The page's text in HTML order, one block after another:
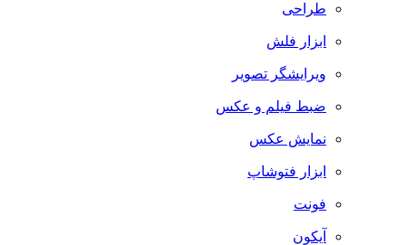
طراحی
ابزار فلش
ویرایشگر تصویر
ضبط فيلم و عكس
نمایش عکس
ابزار فتوشاپ
فونت
آیکون